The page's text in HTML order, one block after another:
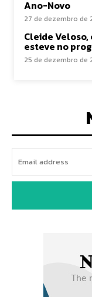
Ano-Novo
27 de dezembro de
Cleide
esteve no
25 de dezembro de